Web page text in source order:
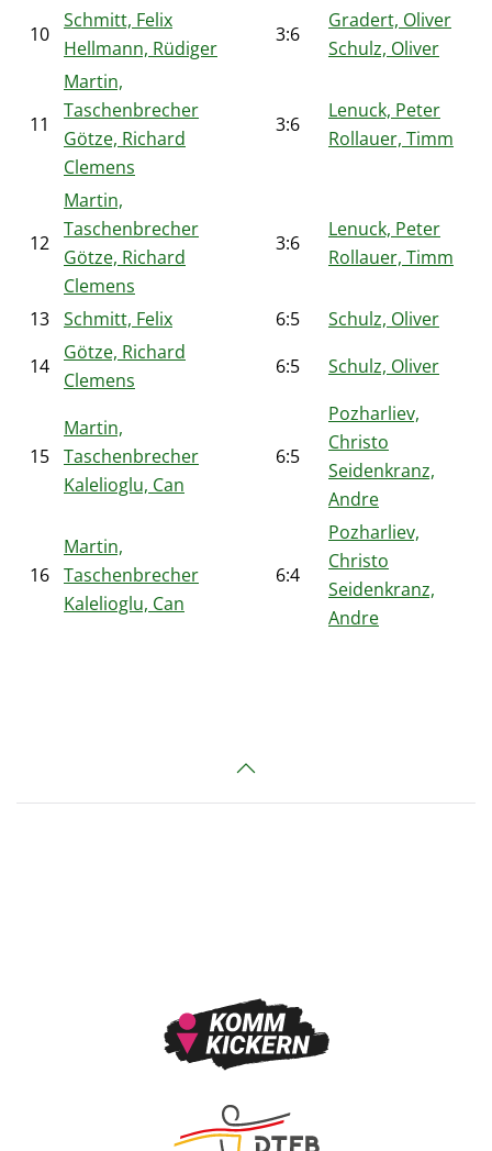
10
Schmitt, Felix
Hellmann, Rüdiger
3:6
Gradert, Oliver
Schulz, Oliver
11
Martin,
Taschenbrecher
Götze, Richard
Clemens
3:6
Lenuck, Peter
Rollauer, Timm
12
Martin,
Taschenbrecher
Götze, Richard
Clemens
3:6
Lenuck, Peter
Rollauer, Timm
13 Schmitt, Felix 6:5
Schulz, Oliver
14
Götze, Richard
Clemens
6:5 Schulz, Oliver
15
Martin,
Taschenbrecher
Kalelioglu, Can
6:5
Pozharliev,
Christo
Seidenkranz,
Andre
16
Martin,
Taschenbrecher
Kalelioglu, Can
6:4
Pozharliev,
Christo
Seidenkranz,
Andre